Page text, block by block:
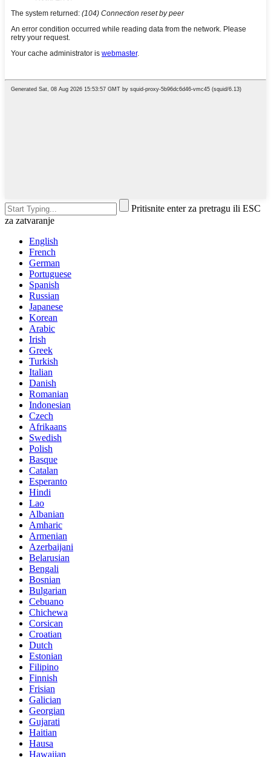
Pritisnite enter za pretragu ili ESC
za zatvaranje
English
French
German
Portuguese
Spanish
Russian
Japanese
Korean
Arabic
Irish
Greek
Turkish
Italian
Danish
Romanian
Indonesian
Czech
Afrikaans
Swedish
Polish
Basque
Catalan
Esperanto
Hindi
Lao
Albanian
Amharic
Armenian
Azerbaijani
Belarusian
Bengali
Bosnian
Bulgarian
Cebuano
Chichewa
Corsican
Croatian
Dutch
Estonian
Filipino
Finnish
Frisian
Galician
Georgian
Gujarati
Haitian
Hausa
Hawaiian